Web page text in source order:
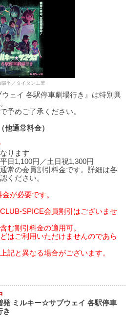
平／タイタン工業
ェイ 各駅停車劇場行き』は特別興
予めご了承ください。
他通常料金）
ります
日1,100円／土日祝1,300円
通常の会員割引料金です。詳細は各
ください。
が必要です。
SPICE会員割引はございませ
む割引料金の適用可。
はご利用いただけませんのであら
記と異なる場合がございます。
発 ミルキー☆サブウェイ 各駅停車
き